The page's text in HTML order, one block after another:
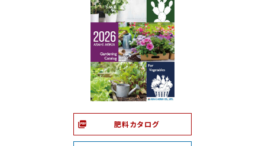
肥料カタログ